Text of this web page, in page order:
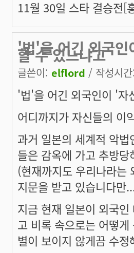
11월 30일 스타 결승전[
'법'을 어긴 외국인
할 수 있느냐고
글쓴이: elflord / 작성시
'법'을 어긴 외국인이 '자
어디까지가 자신들의 이
과거 일본의 세계적 악
들은 감옥에 가고 추방
(현재까지도 우리나라는
지문을 받고 있습니다만
지금 현재 일본이 외국
고 비록 속으로는 어떻
별이 보이지 않게끔 수